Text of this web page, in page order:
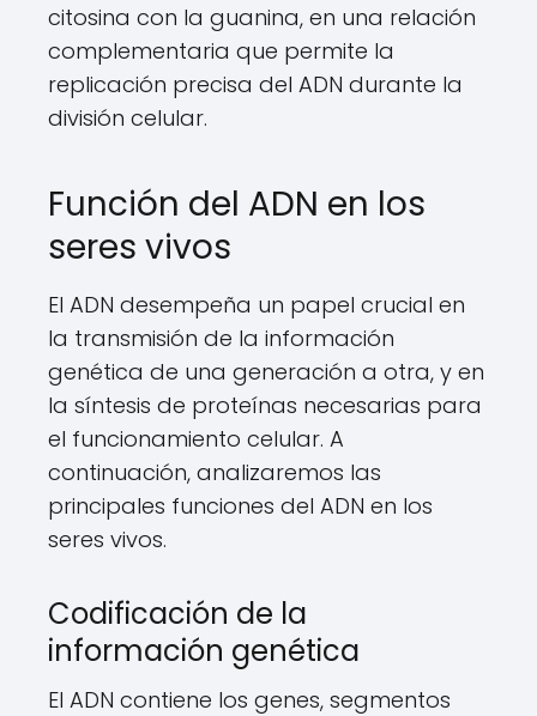
citosina con la guanina, en una relación
complementaria que permite la
replicación precisa del ADN durante la
división celular.
Función del ADN en los
seres vivos
El ADN desempeña un papel crucial en
la transmisión de la información
genética de una generación a otra, y en
la síntesis de proteínas necesarias para
el funcionamiento celular. A
continuación, analizaremos las
principales funciones del ADN en los
seres vivos.
Codificación de la
información genética
El ADN contiene los genes, segmentos